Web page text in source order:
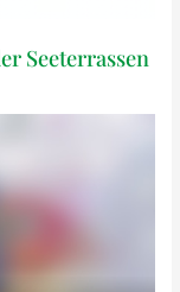
Seeterrassen